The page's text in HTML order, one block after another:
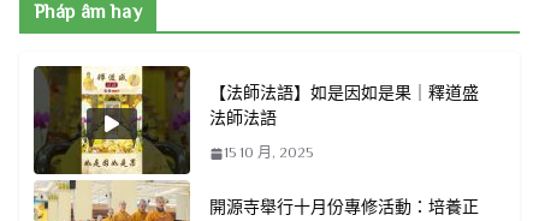
Pháp âm hay
【法師法語】如是因如是果｜釋道盛
法師法語
15 10 月, 2025
開源寺舉行十月份專修活動：培養正